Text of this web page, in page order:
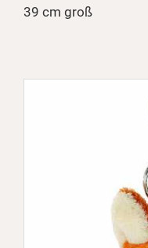
39 cm groß